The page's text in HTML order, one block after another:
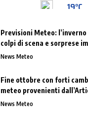
Previsioni Meteo:
colpi di scena e sorprese
News Meteo
Fine ottobre con forti
meteo provenienti
News Meteo